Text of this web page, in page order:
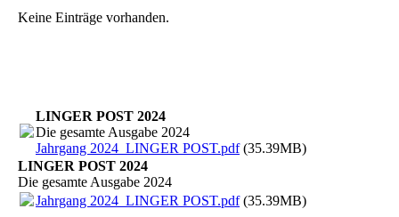
Keine Einträge vorhanden.
LINGER POST 2024
Die gesamte Ausgabe 2024
Jahrgang 2024_LINGER POST.pdf(35.39MB)
LINGER POST 2024
Die gesamte Ausgabe 2024
Jahrgang 2024_LINGER POST.pdf(35.39MB)